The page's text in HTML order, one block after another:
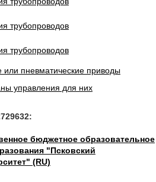
или пневматические приводы
управления для них
бюджетное образовательное
"Псковский
(RU)